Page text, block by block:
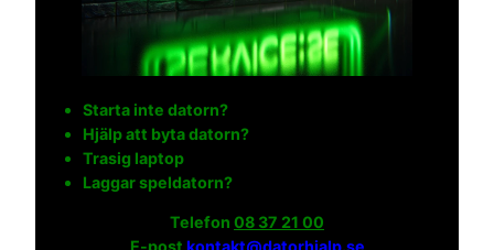
Starta inte datorn?
Hjälp att byta datorn?
Trasig laptop
Laggar speldatorn?
Telefon 08 37 21 00
E-post kontakt@datorhjalp.se